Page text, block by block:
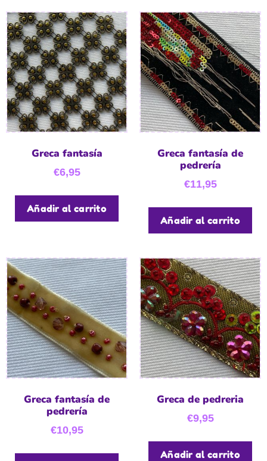
Greca fantasía
€6,95
Añadir al carrito
Greca fantasía de
pedrería
€11,95
Añadir al carrito
Greca fantasía de
pedrería
€10,95
Greca de pedreria
€9,95
Añadir al carrito